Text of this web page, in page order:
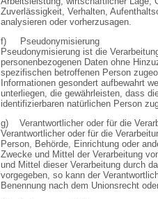
Zuverlässigkeit, Verhalten,
analysieren oder vorherzusagen.
f) Pseudonymisierung
Pseudonymisierung ist die
personenbezogenen Daten ohne
spezifischen betroffenen Person
Informationen gesondert aufbewahrt
unterliegen, die gewährleisten, dass
identifizierbaren natürlichen Person
g) Verantwortlicher oder für die
Verantwortlicher oder für die
Person, Behörde, Einrichtung oder
Zwecke und Mittel der Verarbeitung
und Mittel dieser Verarbeitung durch
vorgegeben, so kann der
Benennung nach dem Unionsrecht